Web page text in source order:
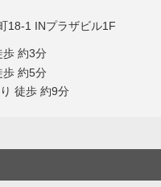
18-1 INプラザビル1F
歩 約3分
歩 約5分
徒歩 約9分